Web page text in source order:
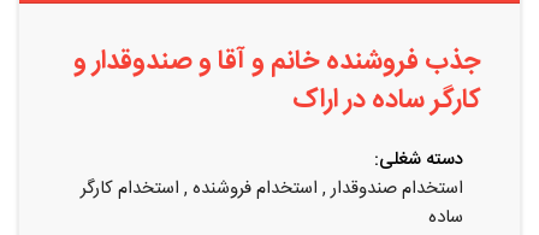
جذب فروشنده خانم و آقا و صندوقدار و
کارگر ساده در اراک
دسته شغلی:
استخدام صندوقدار, استخدام فروشنده , استخدام کارگر
ساده